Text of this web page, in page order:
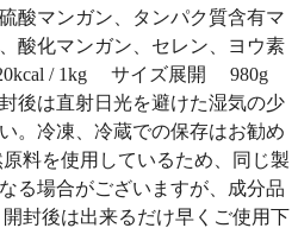
酸マンガン、タンパク質含有マ
酸化マンガン、セレン、ヨウ素
/ 1kg サイズ展開 980g
後は直射日光を避けた湿気の少
。冷凍、冷蔵での保存はお勧め
料を使用しているため、同じ製
る場合がございますが、成分品
封後は出来るだけ早くご使用下